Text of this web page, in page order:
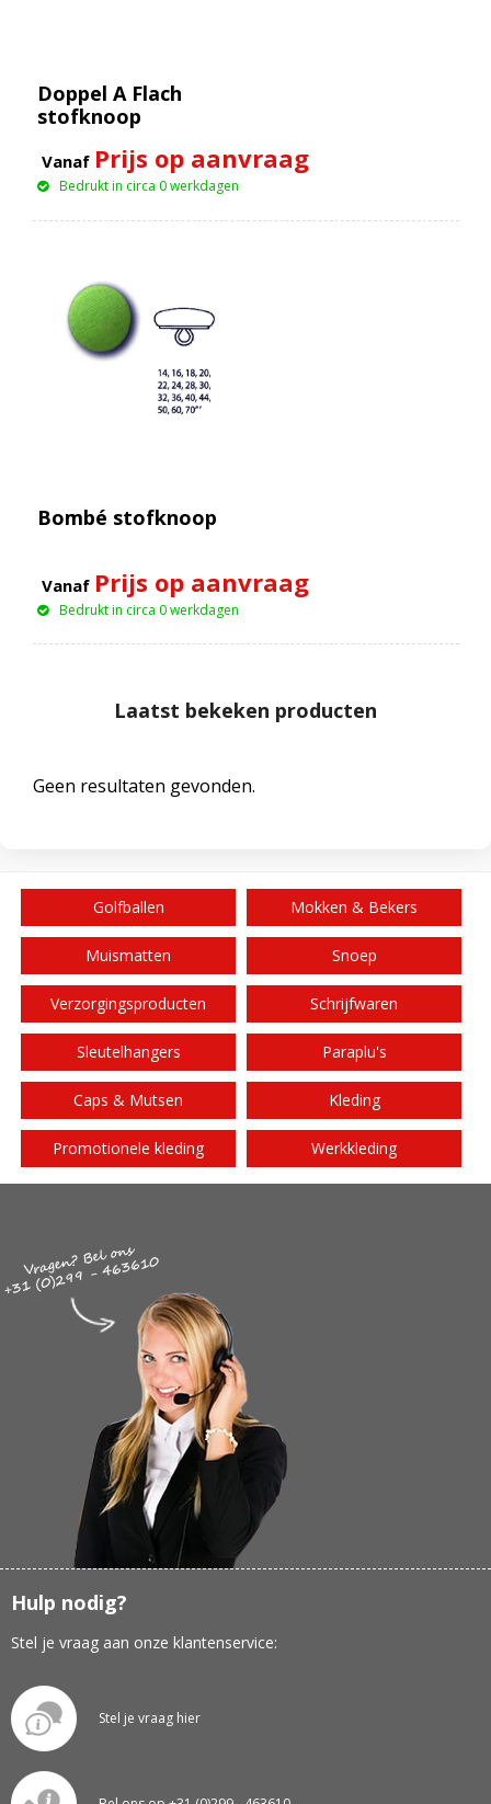
Doppel A Flach
stofknoop
Vanaf Prijs op aanvraag
Bedrukt in circa 0 werkdagen
Bombé stofknoop
Vanaf Prijs op aanvraag
Bedrukt in circa 0 werkdagen
Laatst bekeken producten
Geen resultaten gevonden.
Golfballen Mokken & Bekers
Muismatten Snoep
Verzorgingsproducten Schrijfwaren
Sleutelhangers Paraplu's
Caps & Mutsen Kleding
Promotionele kleding Werkkleding
Hulp nodig?
Stel je vraag aan onze klantenservice:
Stel je vraag hier